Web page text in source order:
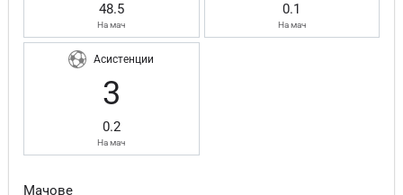
48.5
На мач
0.1
На мач
Асистенции
3
0.2
На мач
Мачове